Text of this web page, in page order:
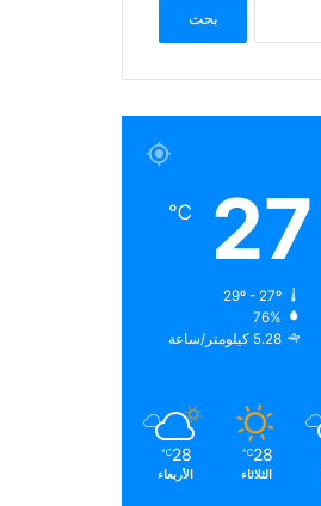
27
℃
29º - 27º
76%
5.28 كيلومتر/ساعة
28
℃
الثلاثاء
28
℃
الأربعاء